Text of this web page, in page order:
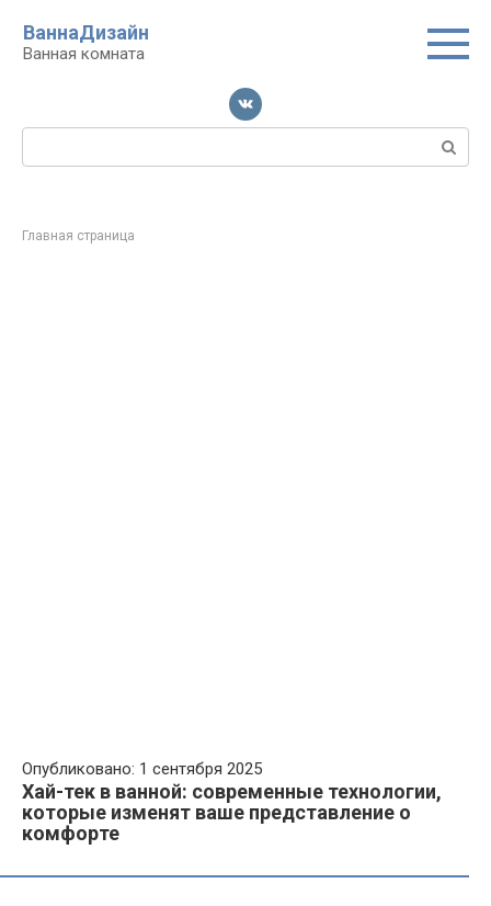
контенту
ВаннаДизайн
Ванная комната
Поиск:
Главная страница
Опубликовано: 1 сентября 2025
Хай-тек в ванной: современные технологии,
которые изменят ваше представление о
комфорте